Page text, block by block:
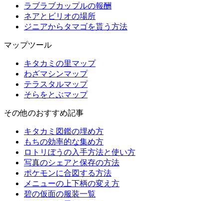
ラブラブカップルの報酬
ネアとビリオの場所
ジニアからタマゴを貰う方法
マップツール
キタカミの里マップ
わざマシンマップ
テラスタルマップ
そらをとぶマップ
その他のおすすめ記事
キタカミ図鑑の埋め方
もちの効率的な集め方
ロトリぼうの入手方法と使い方
写真のシェアと保存の方法
ポケモンに合図する方法
メニューの上下柄の変え方
碧の仮面の服装一覧